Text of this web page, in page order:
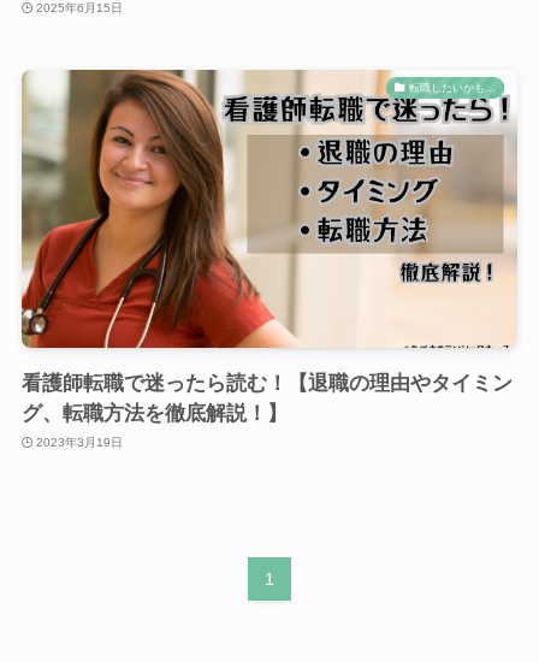
2025年6月15日
転職したいかも…
看護師転職で迷ったら読む！【退職の理由やタイミン
グ、転職方法を徹底解説！】
2023年3月19日
1